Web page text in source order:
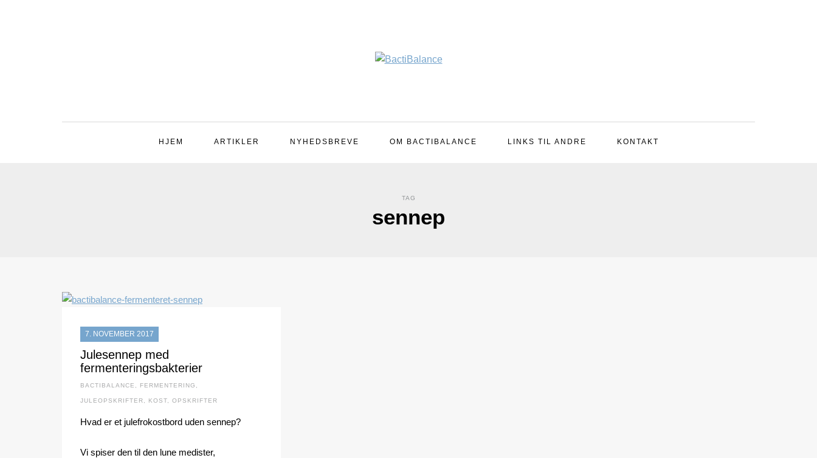
HJEM ARTIKLER NYHEDSBREVE OM BACTIBALANCE LINKS TIL ANDRE KONTAKT
TAG
sennep
7. NOVEMBER 2017
Julesennep med
fermenteringsbakterier
BACTIBALANCE FERMENTERING
JULEOPSKRIFTER KOST OPSKRIFTER
Hvad er et julefrokostbord uden sennep?
Vi spiser den til den lune medister,